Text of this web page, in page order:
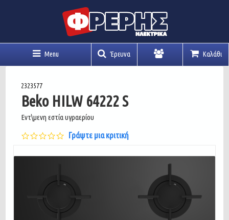
Menu Έρευνα Καλάθι
2323577
Beko HILW 64222 S
Εντ\μενη εστία υγραερίου
0.0
star
Γράψτε μια κριτική